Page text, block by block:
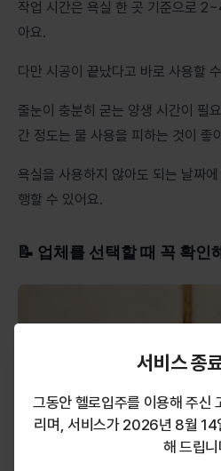
작업 시간은 욕실 한 곳 기준으로
아요.
다만 시공이 끝났다고 바로 사용할
줄눈이 충분히 굳는 양생 시간이 필
간 정도는 물 사용을 피하는 것이 좋
욕실을 사용하지 않아도 되는 날짜
행할 수 있어요.
📝 업체를 선택할 때 꼭 확인
서비스 종
그동안 헬로입주를 이용해 주신
리며, 서비스가 2026년 8월 14
해 드립